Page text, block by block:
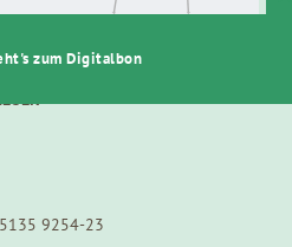
9254-23
zum Digitalbon